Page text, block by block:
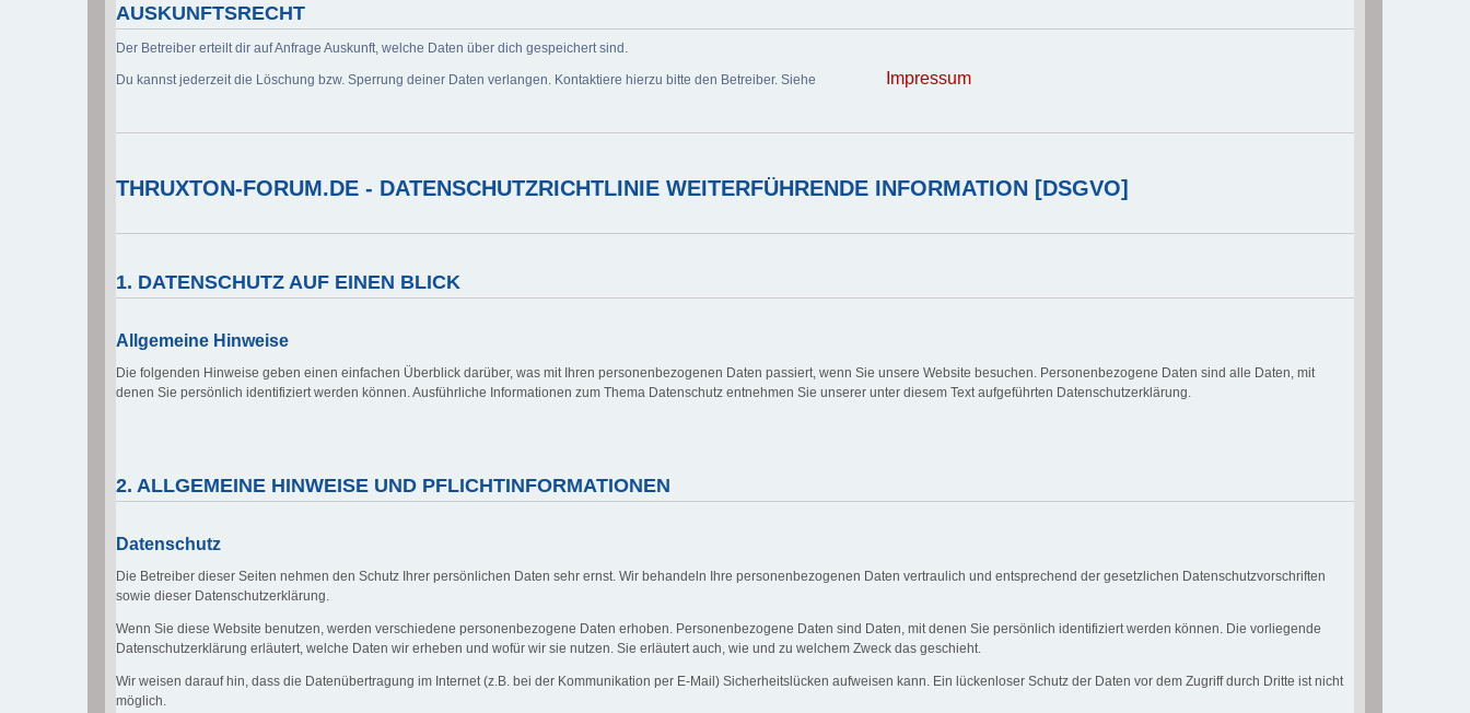
AUSKUNFTSRECHT
Der Betreiber erteilt dir auf Anfrage Auskunft, welche Daten über dich gespeichert sind.
Du kannst jederzeit die Löschung bzw. Sperrung deiner Daten verlangen. Kontaktiere hierzu bitte den Betreiber. Siehe Impressum
THRUXTON-FORUM.DE - DATENSCHUTZRICHTLINIE WEITERFÜHRENDE INFORMATION [DSGVO]
1. DATENSCHUTZ AUF EINEN BLICK
Allgemeine Hinweise
Die folgenden Hinweise geben einen einfachen Überblick darüber, was mit Ihren personenbezogenen Daten passiert, wenn Sie unsere Website besuchen. Personenbezogene Daten sind alle Daten, mit
denen Sie persönlich identifiziert werden können. Ausführliche Informationen zum Thema Datenschutz entnehmen Sie unserer unter diesem Text aufgeführten Datenschutzerklärung.
2. ALLGEMEINE HINWEISE UND PFLICHTINFORMATIONEN
Datenschutz
Die Betreiber dieser Seiten nehmen den Schutz Ihrer persönlichen Daten sehr ernst. Wir behandeln Ihre personenbezogenen Daten vertraulich und entsprechend der gesetzlichen Datenschutzvorschriften
sowie dieser Datenschutzerklärung.
Wenn Sie diese Website benutzen, werden verschiedene personenbezogene Daten erhoben. Personenbezogene Daten sind Daten, mit denen Sie persönlich identifiziert werden können. Die vorliegende
Datenschutzerklärung erläutert, welche Daten wir erheben und wofür wir sie nutzen. Sie erläutert auch, wie und zu welchem Zweck das geschieht.
Wir weisen darauf hin, dass die Datenübertragung im Internet (z.B. bei der Kommunikation per E-Mail) Sicherheitslücken aufweisen kann. Ein lückenloser Schutz der Daten vor dem Zugriff durch Dritte ist nicht
möglich.